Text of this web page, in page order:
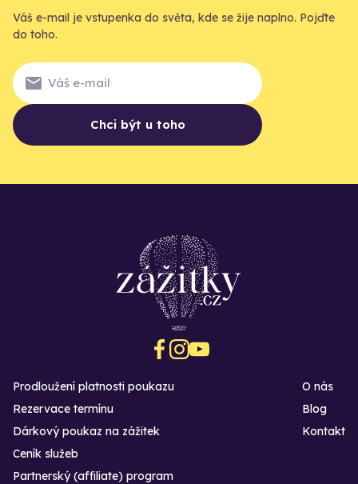
Váš e-mail je vstupenka do světa, kde se žije naplno. Pojďte
do toho.
Chci být u toho
Prodloužení platnosti poukazu
Rezervace termínu
Dárkový poukaz na zážitek
O nás
Blog
Kontakt
Ceník služeb
Partnerský (affiliate) program